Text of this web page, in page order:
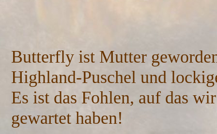
Butterfly ist Mutter
Highland-Puschel und
Es ist das Fohlen, auf das
gewartet haben!